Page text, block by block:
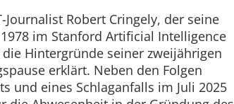
Journalist Robert Cringely, der seine
im Stanford Artificial Intelligence
Hintergründe seiner zweijährigen
erklärt. Neben den Folgen
und eines Schlaganfalls im Juli 2025